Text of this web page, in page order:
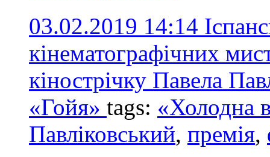
03.02.2019 14:14
кінематографічних
кінострічку Павела
«Гойя» tags: «Холодна
Павліковський, премія,